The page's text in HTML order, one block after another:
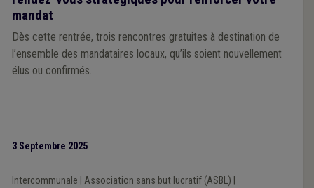
mandat
Dès cette rentrée, trois rencontres gratuites à destination de
l’ensemble des mandataires locaux, qu’ils soient nouvellement
élus ou confirmés.
3 Septembre 2025
Intercommunale Association sans but lucratif (ASBL)